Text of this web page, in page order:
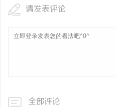
请发表评论
全部评论